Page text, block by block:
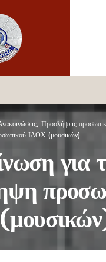
, Προσλήψεις
ΙΔΟΧ (μουσικών)
για